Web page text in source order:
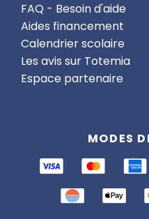
FAQ - Besoin d'aide
Aides financement
Calendrier scolaire
Les avis sur Totemia
Espace partenaire
MODES